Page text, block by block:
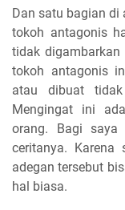
Dan satu bagian di
tokoh antagonis
tidak
tokoh antagonis
atau dibuat
Mengingat ini
orang. Bagi
ceritanya. Karena
adegan tersebut
hal biasa.